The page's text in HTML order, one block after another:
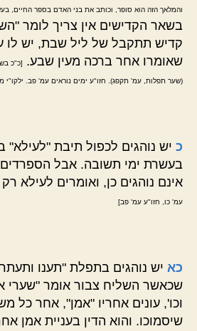
והמלאך הזה הוא סופר, וכותב את בני האדם בספר החיים,
בשאר הקדישים אין צריך לומר
קדיש תתקבל של ליל שבת, יש לו
שאומרו אחר ברכה מעין שבע.
[כ"כ
(שער תפלות, עמ' תקפג). חזו"ע ימים נוראים עמ' פב. ילקו"י
כ יש נוהגים לכפול תיבת "לעילא"
בעשרת ימי תשובה. אבל הספרדים
אינם נוהגים כן, ואומרים לעילא
עמ' כו, חזו"ע עמ' פב]
כא יש נוהגים בתפלת "תענו
שכאשר השליח צבור אומר "שערי
וכו', עונים אחריו "אמן", אחר כל
שיסמוכו. והוא הדין בעניית אמן